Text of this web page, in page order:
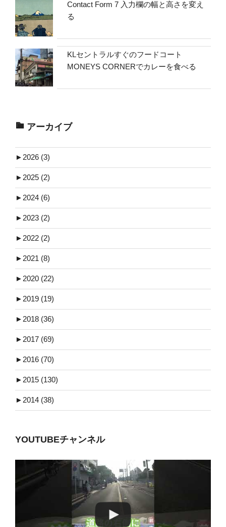
Contact Form 7 入力欄の幅と高さを変え
る
KLセントラルすぐのフードコート
MONEYS CORNERでカレーを食べる
アーカイブ
► 2026 (3)
► 2025 (2)
► 2024 (6)
► 2023 (2)
► 2022 (2)
► 2021 (8)
► 2020 (22)
► 2019 (19)
► 2018 (36)
► 2017 (69)
► 2016 (70)
► 2015 (130)
► 2014 (38)
YOUTUBEチャンネル